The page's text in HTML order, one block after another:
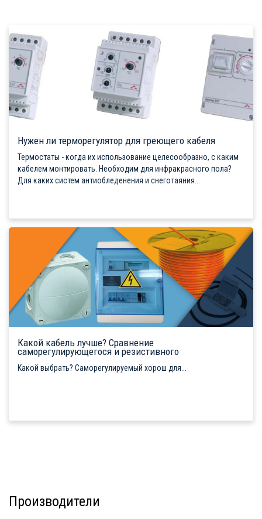
Нужен ли терморегулятор для греющего кабеля
Термостаты - когда их использование целесообразно, с каким
кабелем монтировать. Необходим для инфракрасного пола?
Для каких систем антиобледенения и снеготаяния...
Какой кабель лучше? Сравнение
саморегулирующегося и резистивного
Какой выбрать? Саморегулируемый хорош для...
Производители